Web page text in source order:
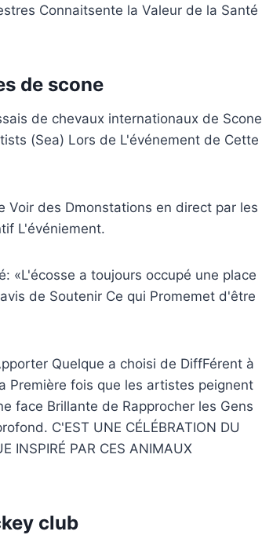
Connaitsente la Valeur de la Santé
de scone
de chevaux internationaux de Scone
(Sea) Lors de L'événement de Cette
Voir des Dmonstations en direct par les
L'événiement.
«L'écosse a toujours occupé une place
de Soutenir Ce qui Promemet d'être
Quelque a choisi de DiffFérent à
Première fois que les artistes peignent
face Brillante de Rapprocher les Gens
C'EST UNE CÉLÉBRATION DU
INSPIRÉ PAR CES ANIMAUX
club